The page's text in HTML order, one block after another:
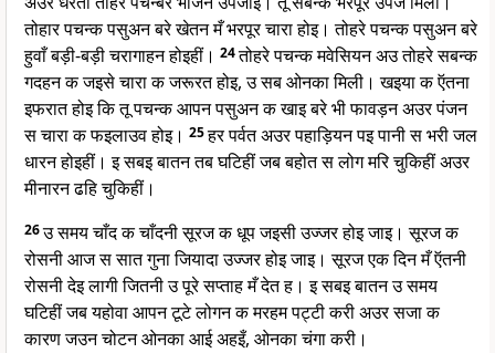
तोहार पचन्क पसुअन बरे खेतन मँ भरपूर चारा होइ। तोहरे पचन्क पसुअन बरे
हुवाँ बड़ी-बड़ी चरागाहन होइहीं। 24तोहरे पचन्क मवेसियन अउ तोहरे सबन्क
गदहन क जइसे चारा क जरूरत होइ, उ सब ओनका मिली। खइया क ऍतना
इफरात होइ कि तू पचन्क आपन पसुअन क खाइ बरे भी फावड़न अउर पंजन
स चारा क फइलाउव होइ। 25हर पर्वत अउर पहाड़ियन पइ पानी स भरी जल
धारन होइहीं। इ सबइ बातन तब घटिहीं जब बहोत स लोग मरि चुकिहीं अउर
मीनारन ढहि चुकिहीं।
26उ समय चाँद क चाँदनी सूरज क धूप जइसी उज्जर होइ जाइ। सूरज क
रोसनी आज स सात गुना जियादा उज्जर होइ जाइ। सूरज एक दिन मँ ऍतनी
रोसनी देइ लागी जितनी उ पूरे सप्ताह मँ देत ह। इ सबइ बातन उ समय
घटिहीं जब यहोवा आपन टूटे लोगन क मरहम पट्टी करी अउर सजा क
कारण जउन चोटन ओनका आई अहइँ, ओनका चंगा करी।